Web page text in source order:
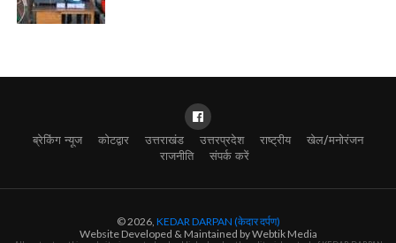
ब्रेकिंग न्यूज कोटद्वार उत्तराखंड उत्तरप्रदेश राष्ट्रीय
खेल/मनोरंजन
राजनीति
संपर्क करें
© 2026, KEDAR DARPAN (केदार दर्पण)
Website Developed & Maintained by Webtik Media